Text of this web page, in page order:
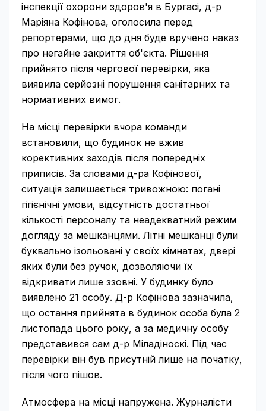
інспекції охорони здоров'я в Бургасі, д-р
Маріяна Кофінова, оголосила перед
репортерами, що до дня буде вручено наказ
про негайне закриття об'єкта. Рішення
прийнято після чергової перевірки, яка
виявила серйозні порушення санітарних та
нормативних вимог.
На місці перевірки вчора команди
встановили, що будинок не вжив
корективних заходів після попередніх
приписів. За словами д-ра Кофінової,
ситуація залишається тривожною: погані
гігієнічні умови, відсутність достатньої
кількості персоналу та неадекватний режим
догляду за мешканцями. Літні мешканці були
буквально ізольовані у своїх кімнатах, двері
яких були без ручок, дозволяючи їх
відкривати лише ззовні. У будинку було
виявлено 21 особу. Д-р Кофінова зазначила,
що остання прийнята в будинок особа була 2
листопада цього року, а за медичну особу
представився сам д-р Міладіноскі. Під час
перевірки він був присутній лише на початку,
після чого пішов.
Атмосфера на місці напружена. Журналісти